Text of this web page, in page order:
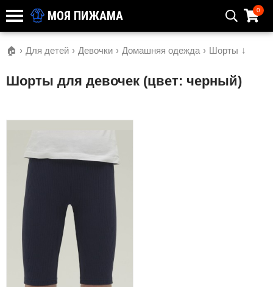
МОЯ ПИЖАМА 0
🏠 › Для детей › Девочки › Домашняя одежда › Шорты ↓
Шорты для девочек (цвет: черный)